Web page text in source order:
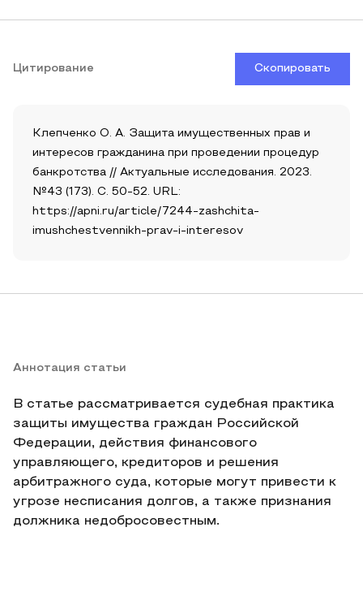
Цитирование Скопировать
Клепченко О. А. Защита имущественных прав и
интересов гражданина при проведении процедур
банкротства // Актуальные исследования. 2023.
№43 (173). С. 50-52. URL:
https://apni.ru/article/7244-zashchita-
imushchestvennikh-prav-i-interesov
Аннотация статьи
В статье рассматривается судебная практика
защиты имущества граждан Российской
Федерации, действия финансового
управляющего, кредиторов и решения
арбитражного суда, которые могут привести к
угрозе несписания долгов, а также признания
должника недобросовестным.